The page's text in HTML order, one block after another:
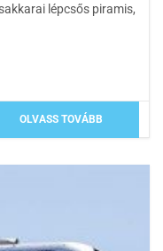
lépcsős piramis,
OLVASS TOVÁBB